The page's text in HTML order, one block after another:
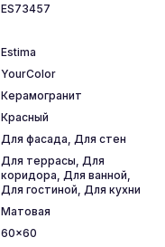
ES73457
Estima
YourColor
Керамогранит
Красный
Для фасада, Для стен
Для террасы, Для
коридора, Для ванной,
Для гостиной, Для кухни
Матовая
60x60